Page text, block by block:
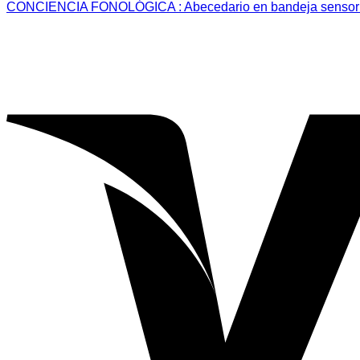
CONCIENCIA FONOLÓGICA : Abecedario en bandeja